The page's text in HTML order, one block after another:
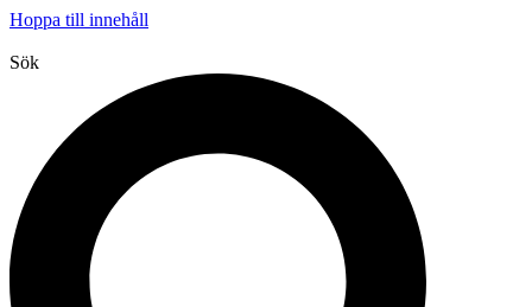
Hoppa till innehåll
Sök